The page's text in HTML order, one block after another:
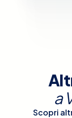
a
Scopri